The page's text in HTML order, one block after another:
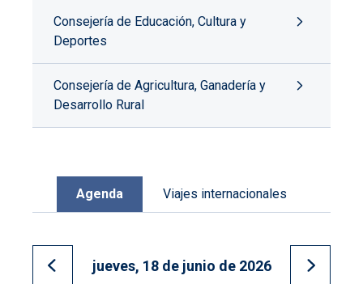
Consejería de Educación, Cultura y
Deportes
Consejería de Agricultura, Ganadería y
Desarrollo Rural
Agenda Viajes internacionales
Ir al día anterior
jueves, 18 de junio de 2026
Ir al día